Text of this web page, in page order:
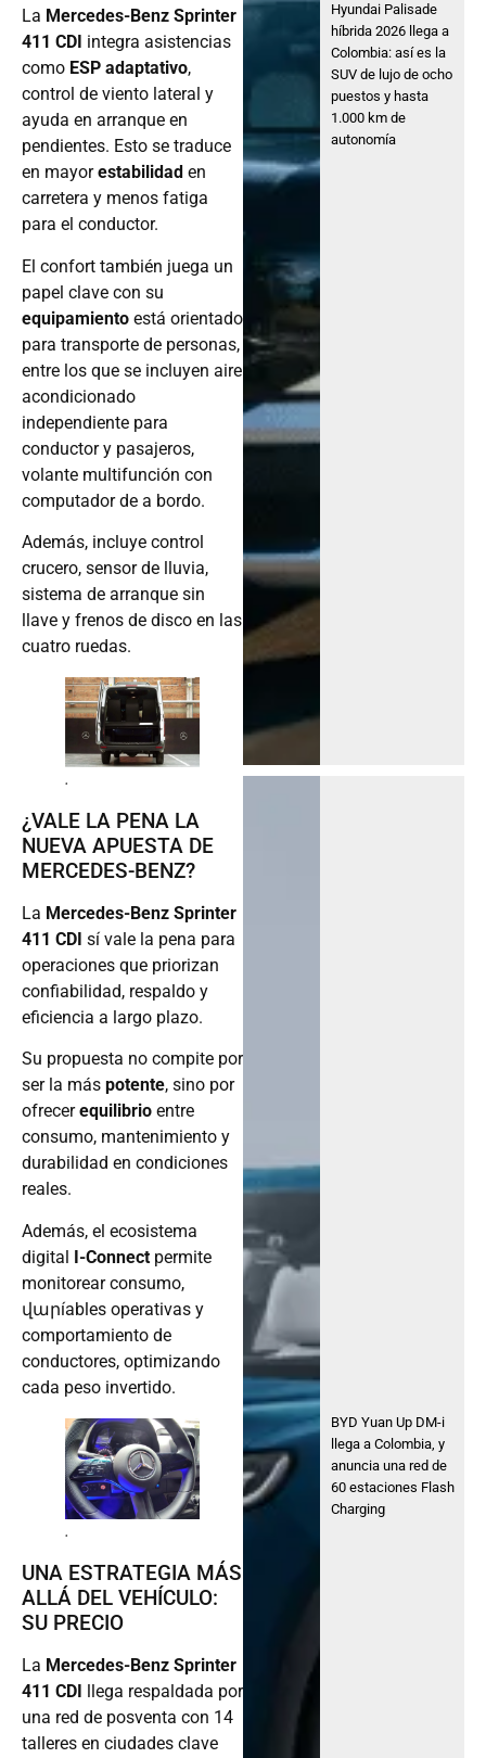
La Mercedes-Benz Sprinter
411 CDI integra asistencias
como ESP adaptativo,
control de viento lateral y
ayuda en arranque en
pendientes. Esto se traduce
en mayorestabilidad en
carretera y menos fatiga
para el conductor.
El confort también juega un
papel clave con su
equipamiento está orientado
para transporte de personas,
entre los que se incluyen aire
acondicionado
independiente para
conductor y pasajeros,
volante multifunción con
computador de a bordo.
Además, incluye control
crucero, sensor de lluvia,
sistema de arranque sin
llave y frenos de disco en las
cuatro ruedas.
.
¿VALE LA PENA LA
NUEVA APUESTA DE
MERCEDES-BENZ?
La Mercedes-Benz Sprinter
411 CDI sí vale la pena para
operaciones que priorizan
confiabilidad, respaldo y
eficiencia a largo plazo.
Su propuesta no compite por
ser la más potente, sino por
ofrecerequilibrio entre
consumo, mantenimiento y
durabilidad en condiciones
reales.
Además, el ecosistema
digital I-Connect permite
monitorear consumo,
վարíables operativas y
comportamiento de
conductores, optimizando
cada peso invertido.
.
UNA ESTRATEGIA MÁS
ALLÁ DEL VEHÍCULO:
SU PRECIO
La Mercedes-Benz Sprinter
411 CDI llega respaldada por
una red de posventa con 14
talleres en ciudades clave
Hyundai Palisade
híbrida 2026 llega a
Colombia: así es la
SUV de lujo de ocho
puestos y hasta
1.000 km de
autonomía
BYD Yuan Up DM-i
llega a Colombia, y
anuncia una red de
60 estaciones Flash
Charging